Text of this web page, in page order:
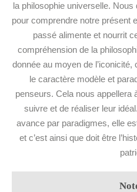
la philosophie universelle.
pour comprendre notre présent
passé alimente et nourrit
compréhension de la
donnée au moyen de
le caractère modèle et
penseurs. Cela nous appellera
suivre et de réaliser leur
avance par paradigmes, elle
et c’est ainsi que doit être